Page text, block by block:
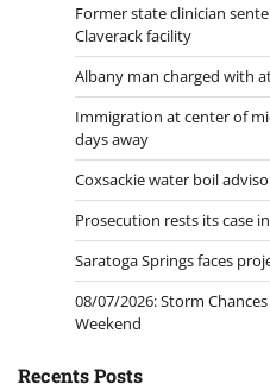
Former state clinician
Claverack facility
Albany man charged with
Immigration at center of
days away
Coxsackie water boil
Prosecution rests its case
Saratoga Springs faces
08/07/2026: Storm
Weekend
Recents Posts